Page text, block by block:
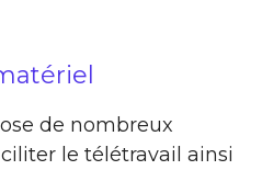
de nombreux
le télétravail ainsi